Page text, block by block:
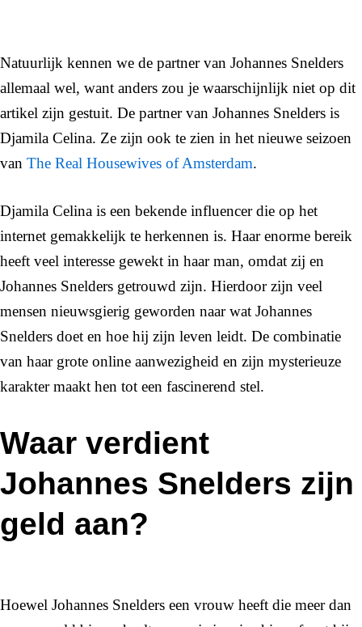
Natuurlijk kennen we de partner van Johannes Snelders
allemaal wel, want anders zou je waarschijnlijk niet op dit
artikel zijn gestuit. De partner van Johannes Snelders is
Djamila Celina. Ze zijn ook te zien in het nieuwe seizoen
van The Real Housewives of Amsterdam.
Djamila Celina is een bekende influencer die op het
internet gemakkelijk te herkennen is. Haar enorme bereik
heeft veel interesse gewekt in haar man, omdat zij en
Johannes Snelders getrouwd zijn. Hierdoor zijn veel
mensen nieuwsgierig geworden naar wat Johannes
Snelders doet en hoe hij zijn leven leidt. De combinatie
van haar grote online aanwezigheid en zijn mysterieuze
karakter maakt hen tot een fascinerend stel.
Waar verdient
Johannes Snelders zijn
geld aan?
Hoewel Johannes Snelders een vrouw heeft die meer dan